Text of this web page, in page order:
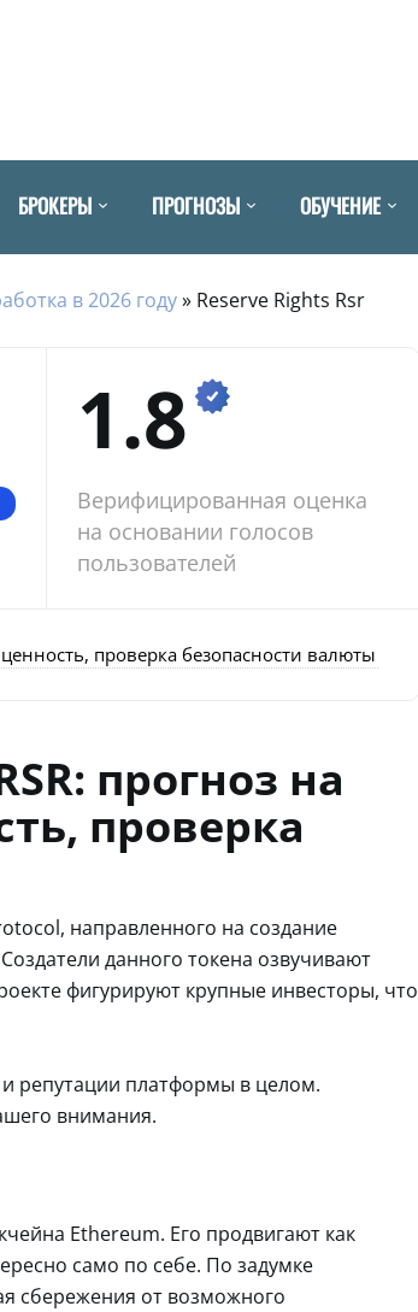
БРОКЕРЫ ПРОГНОЗЫ ОБУЧЕНИЕ
в 2026 году» Reserve Rights Rsr
1.8
Верифицированная оценка
на основании голосов
пользователей
проверка безопасности валюты
прогноз на
проверка
направленного на создание
данного токена озвучивают
фигурируют крупные инвесторы, что
репутации платформы в целом.
внимания.
Ethereum. Его продвигают как
само по себе. По задумке
сбережения от возможного